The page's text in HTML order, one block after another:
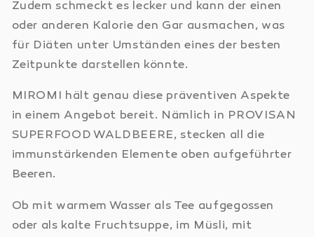
Zudem schmeckt es lecker und kann der einen
oder anderen Kalorie den Gar ausmachen, was
für Diäten unter Umständen eines der besten
Zeitpunkte darstellen könnte.
MIROMI hält genau diese präventiven Aspekte
in einem Angebot bereit. Nämlich in PROVISAN
SUPERFOOD WALDBEERE, stecken all die
immunstärkenden Elemente oben aufgeführter
Beeren.
Ob mit warmem Wasser als Tee aufgegossen
oder als kalte Fruchtsuppe, im Müsli, mit